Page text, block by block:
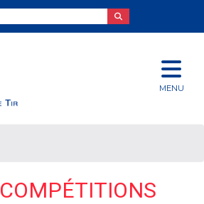
MENU
COMPÉTITIONS